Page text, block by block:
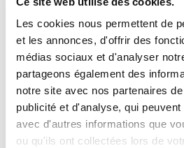
Les cookies nous permettent de
et les annonces, d'offrir des
médias sociaux et d'analyser
partageons également des
notre site avec nos partenaires
publicité et d'analyse, qui
avec d'autres informations que
ou qu'ils ont collectées lors de
L’EXPERTISE
NOS
ACTUALITÉS
COMPTE
s’assurer que le logement
aux plans établis..
Qu’est-ce qu’une visite cloison
La visite cloison se déroule à un
du chantier, généralement
et avant les travaux de finition